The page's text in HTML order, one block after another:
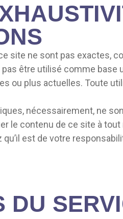
site ne sont pas exactes,
être utilisé comme base
ou plus actuelles. Toute
nécessairement, ne
contenu de ce site à tout
est de votre
DU